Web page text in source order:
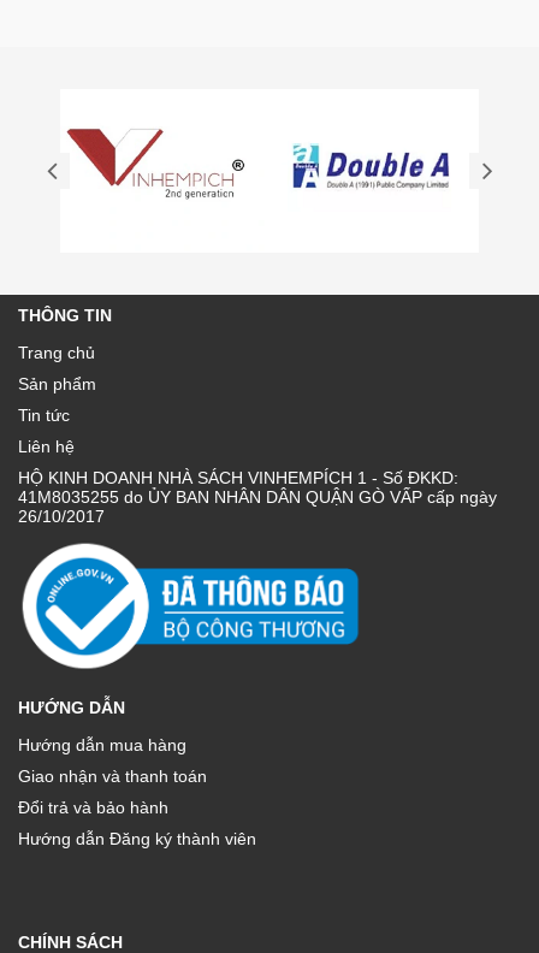
THÔNG TIN
Trang chủ
Sản phẩm
Tin tức
Liên hệ
HỘ KINH DOANH NHÀ SÁCH VINHEMPÍCH 1 - Số ĐKKD:
41M8035255 do ỦY BAN NHÂN DÂN QUẬN GÒ VẤP cấp ngày
26/10/2017
HƯỚNG DẪN
Hướng dẫn mua hàng
Giao nhận và thanh toán
Đổi trả và bảo hành
Hướng dẫn Đăng ký thành viên
CHÍNH SÁCH